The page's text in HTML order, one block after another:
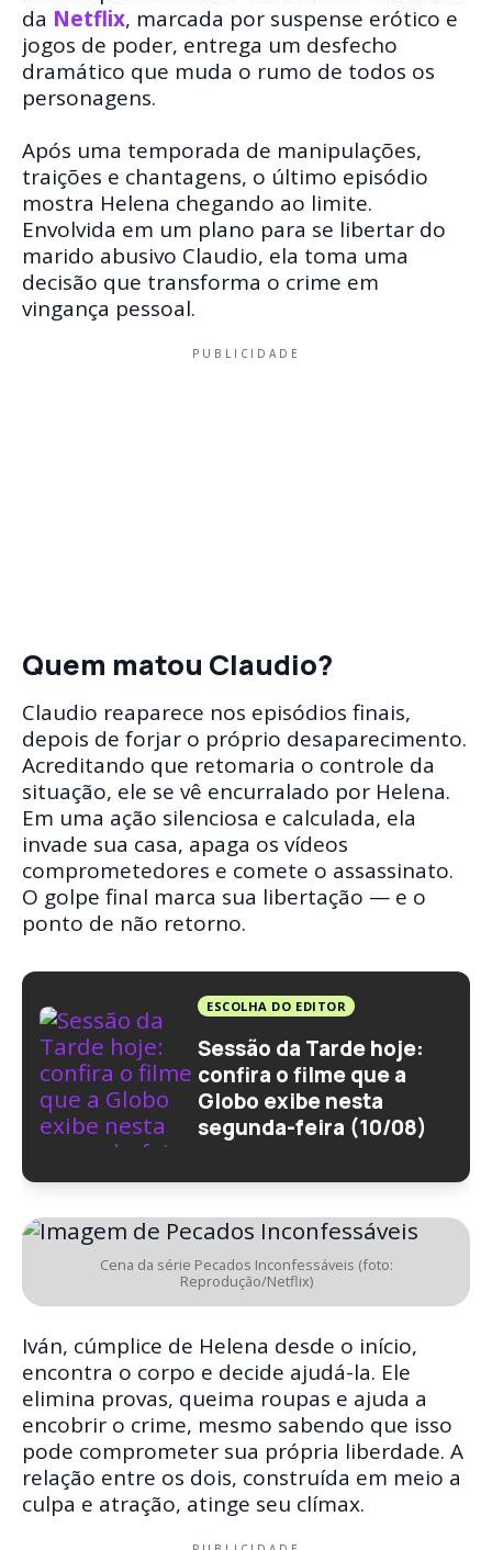
da Netflix, marcada por suspense erótico e
jogos de poder, entrega um desfecho
dramático que muda o rumo de todos os
personagens.
Após uma temporada de manipulações,
traições e chantagens, o último episódio
mostra Helena chegando ao limite.
Envolvida em um plano para se libertar do
marido abusivo Claudio, ela toma uma
decisão que transforma o crime em
vingança pessoal.
PUBLICIDADE
Quem matou Claudio?
Claudio reaparece nos episódios finais,
depois de forjar o próprio desaparecimento.
Acreditando que retomaria o controle da
situação, ele se vê encurralado por Helena.
Em uma ação silenciosa e calculada, ela
invade sua casa, apaga os vídeos
comprometedores e comete o assassinato.
O golpe final marca sua libertação — e o
ponto de não retorno.
ESCOLHA DO EDITOR
Sessão da Tarde hoje:
confira o filme que a
Globo exibe nesta
segunda-feira (10/08)
Cena da série Pecados Inconfessáveis (foto:
Reprodução/Netflix)
Iván, cúmplice de Helena desde o início,
encontra o corpo e decide ajudá-la. Ele
elimina provas, queima roupas e ajuda a
encobrir o crime, mesmo sabendo que isso
pode comprometer sua própria liberdade. A
relação entre os dois, construída em meio a
culpa e atração, atinge seu clímax.